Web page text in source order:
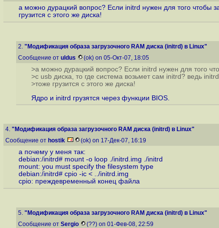
а можно дурацкий вопрос? Если initrd нужен для того чтобы
грузится с этого же диска!
2. "Модификация образа загрузочного RAM диска (initrd) в Linux"
Сообщение от uldus (ok) on 05-Окт-07, 18:05
>а можно дурацкий вопрос? Если initrd нужен для того
>с usb диска, то где система возьмет сам initrd? ведь initrd
>тоже грузится с этого же диска!
Ядро и initrd грузятся через функции BIOS.
4. "Модификация образа загрузочного RAM диска (initrd) в Linux"
Сообщение от hostik (ok) on 17-Дек-07, 16:19
а почему у меня так:
debian:/initrd# mount -o loop ./initrd.img ./initrd
mount: you must specify the filesystem type
debian:/initrd# cpio -ic < ../initrd.img
cpio: преждевременный конец файла
5. "Модификация образа загрузочного RAM диска (initrd) в Linux"
Сообщение от Sergio (??) on 01-Фев-08, 22:59